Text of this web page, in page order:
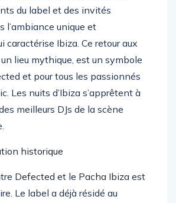
du label et des invités
l’ambiance unique et
caractérise Ibiza. Ce retour aux
lieu mythique, est un symbole
et pour tous les passionnés
Les nuits d’Ibiza s’apprêtent à
meilleurs DJs de la scène
historique
Defected et le Pacha Ibiza est
Le label a déjà résidé au